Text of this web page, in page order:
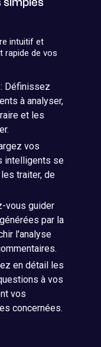
intuitif et
rapide de vos
Définissez
à analyser,
et les
vos
intelligents se
traiter, de
vous guider
par la
l'analyse
en détail les
à vos
vos
concernées.